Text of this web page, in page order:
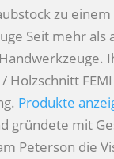
zu
Seit mehr als
Holzschnitt
Produkte
gründete mit
Peterson die